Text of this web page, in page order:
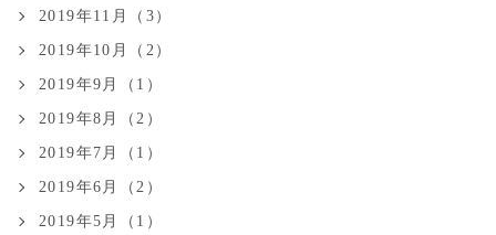
2019年11月（3）
2019年10月（2）
2019年9月（1）
2019年8月（2）
2019年7月（1）
2019年6月（2）
2019年5月（1）